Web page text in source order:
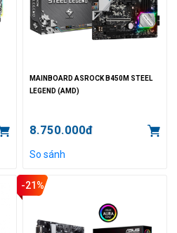
MAINBOARD ASROCK B450M STEEL
LEGEND (AMD)
8.750.000đ
So sánh
-21%